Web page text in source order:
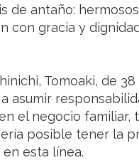
de antaño:
con gracia y
Tomoaki, de
asumir
el negocio familiar,
posible tener la
esta línea.